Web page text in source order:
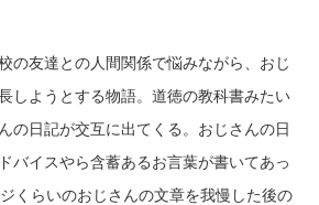
の友達との人間関係で悩みながら、おじ
しようとする物語。道徳の教科書みたい
の日記が交互に出てくる。おじさんの日
バイスやら含蓄あるお言葉が書いてあっ
くらいのおじさんの文章を我慢した後の